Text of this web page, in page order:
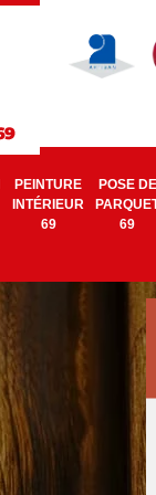
PEINTURE
INTÉRIEUR
69
POSE DE
69
Electricien 69